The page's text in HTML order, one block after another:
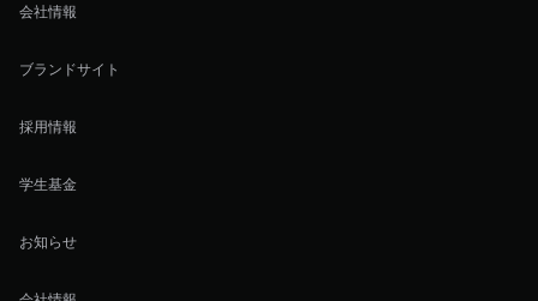
会社情報
ブランドサイト
採用情報
学生基金
お知らせ